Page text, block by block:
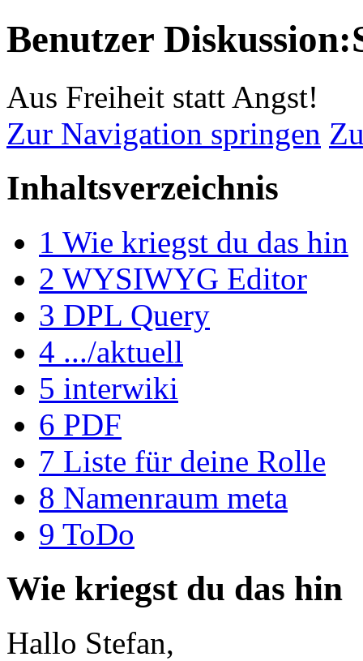
Benutzer
Aus Freiheit statt Angst!
Zur Navigation springen
Inhaltsverzeichnis
1 Wie kriegst du das hin
2 WYSIWYG Editor
3 DPL Query
4 .../aktuell
5 interwiki
6 PDF
7 Liste für deine Rolle
8 Namenraum meta
9 ToDo
Wie kriegst du das hin
Hallo Stefan,